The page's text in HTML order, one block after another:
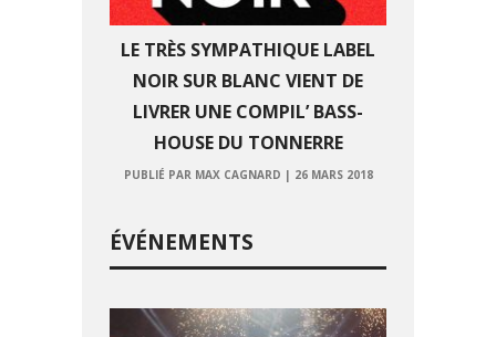
LE TRÈS SYMPATHIQUE LABEL
NOIR SUR BLANC VIENT DE
LIVRER UNE COMPIL’ BASS-
HOUSE DU TONNERRE
PUBLIÉ PAR MAX CAGNARD | 26 MARS 2018
ÉVÉNEMENTS